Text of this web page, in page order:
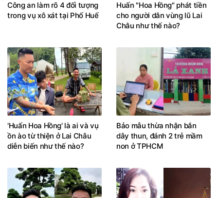
Công an làm rõ 4 đối tượng
trong vụ xô xát tại Phố Huế
Huấn "Hoa Hồng" phát tiền
cho người dân vùng lũ Lai
Châu như thế nào?
'Huấn Hoa Hồng' là ai và vụ
ồn ào từ thiện ở Lai Châu
diễn biến như thế nào?
Bảo mẫu thừa nhận bắn
dây thun, đánh 2 trẻ mầm
non ở TPHCM